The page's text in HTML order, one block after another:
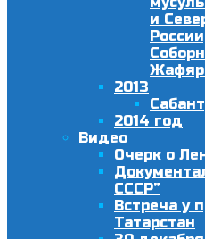
и
2013
2014 год
Видео
Очерк о
СССР”
Встреча у
Татарстан